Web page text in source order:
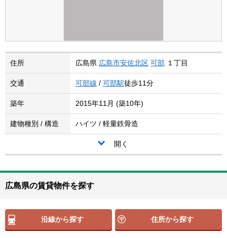
住所 広島県 広島市安佐北区 可部 １丁目
交通 可部線 / 可部駅徒歩11分
築年 2015年11月 (築10年)
建物種別 / 構造 ハイツ / 軽量鉄骨造
開く
広島県の賃貸物件を探す
沿線から探す 住所から探す